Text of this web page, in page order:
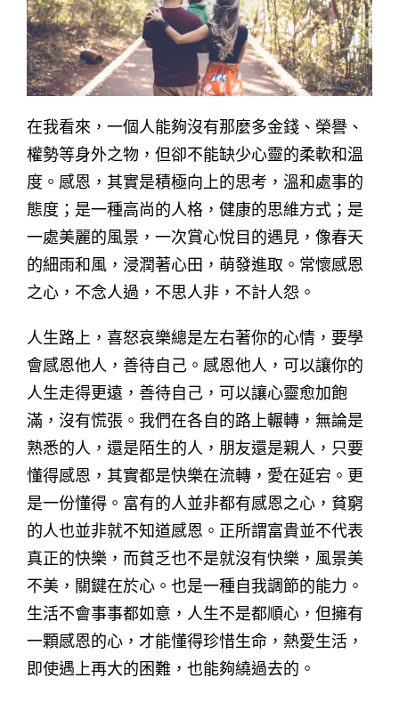
在我看來，一個人能夠沒有那麼多金錢、榮譽、
權勢等身外之物，但卻不能缺少心靈的柔軟和溫
度。感恩，其實是積極向上的思考，溫和處事的
態度；是一種高尚的人格，健康的思維方式；是
一處美麗的風景，一次賞心悅目的遇見，像春天
的細雨和風，浸潤著心田，萌發進取。常懷感恩
之心，不念人過，不思人非，不計人怨。
人生路上，喜怒哀樂總是左右著你的心情，要學
會感恩他人，善待自己。感恩他人，可以讓你的
人生走得更遠，善待自己，可以讓心靈愈加飽
滿，沒有慌張。我們在各自的路上輾轉，無論是
熟悉的人，還是陌生的人，朋友還是親人，只要
懂得感恩，其實都是快樂在流轉，愛在延宕。更
是一份懂得。富有的人並非都有感恩之心，貧窮
的人也並非就不知道感恩。正所謂富貴並不代表
真正的快樂，而貧乏也不是就沒有快樂，風景美
不美，關鍵在於心。也是一種自我調節的能力。
生活不會事事都如意，人生不是都順心，但擁有
一顆感恩的心，才能懂得珍惜生命，熱愛生活，
即使遇上再大的困難，也能夠繞過去的。